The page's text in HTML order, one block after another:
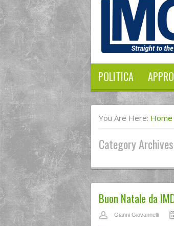
POLITICA
You Are Here: Home
Category
Buon Natale da
Gianni Giovannelli